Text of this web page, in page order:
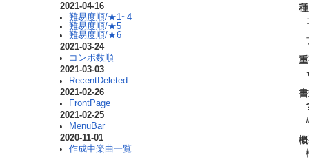
2021-04-16
難易度順/★1~4
難易度順/★5
難易度順/★6
2021-03-24
コンボ数順
2021-03-03
RecentDeleted
2021-02-26
FrontPage
2021-02-25
MenuBar
2020-11-01
作成中楽曲一覧